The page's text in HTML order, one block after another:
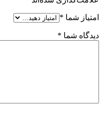
امتیاز شما *
دیدگاه شما *